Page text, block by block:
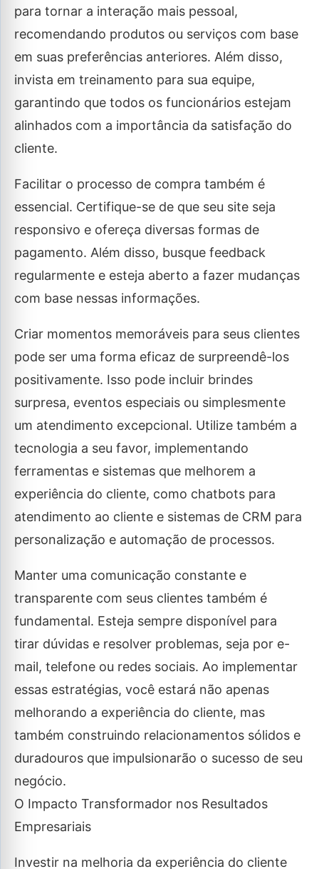
para tornar a interação mais pessoal,
recomendando produtos ou serviços com base
em suas preferências anteriores. Além disso,
invista em treinamento para sua equipe,
garantindo que todos os funcionários estejam
alinhados com a importância da satisfação do
cliente.
Facilitar o processo de compra também é
essencial. Certifique-se de que seu site seja
responsivo e ofereça diversas formas de
pagamento. Além disso, busque feedback
regularmente e esteja aberto a fazer mudanças
com base nessas informações.
Criar momentos memoráveis para seus clientes
pode ser uma forma eficaz de surpreendê-los
positivamente. Isso pode incluir brindes
surpresa, eventos especiais ou simplesmente
um atendimento excepcional. Utilize também a
tecnologia a seu favor, implementando
ferramentas e sistemas que melhorem a
experiência do cliente, como chatbots para
atendimento ao cliente e sistemas de CRM para
personalização e automação de processos.
Manter uma comunicação constante e
transparente com seus clientes também é
fundamental. Esteja sempre disponível para
tirar dúvidas e resolver problemas, seja por e-
mail, telefone ou redes sociais. Ao implementar
essas estratégias, você estará não apenas
melhorando a experiência do cliente, mas
também construindo relacionamentos sólidos e
duradouros que impulsionarão o sucesso de seu
negócio.
O Impacto Transformador nos Resultados
Empresariais
Investir na melhoria da experiência do cliente